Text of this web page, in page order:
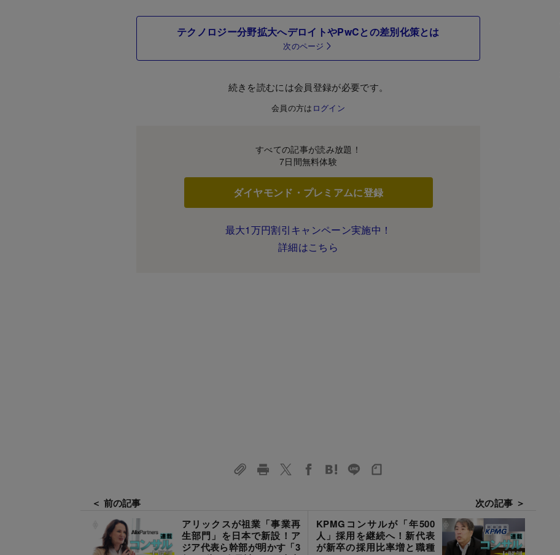
テクノロジー分野拡大へデロイトやPwCとの差別化策とは
次のページ
続きを読むには会員登録が必要です。
会員の方は ログイン
すべての記事が読み放題！
7日間無料体験
ダイヤモンド・プレミアムに登録
最大1万円割引キャンペーン実施中！
詳細はこちら
＜ 前の記事
アリックスが祖業「事業再
生部門」を日本で新設！ア
ジア代表ら幹部が明かす「3
次の記事 ＞
KPMGコンサルが「年500
人」採用を継続へ！新代表
が新卒の採用比率増と職種